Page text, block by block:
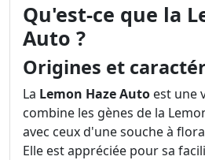
Qu'est-ce que la
Auto ?
Origines et
La Lemon Haze Auto est une
combine les gènes de la
avec ceux d'une souche à
Elle est appréciée pour sa